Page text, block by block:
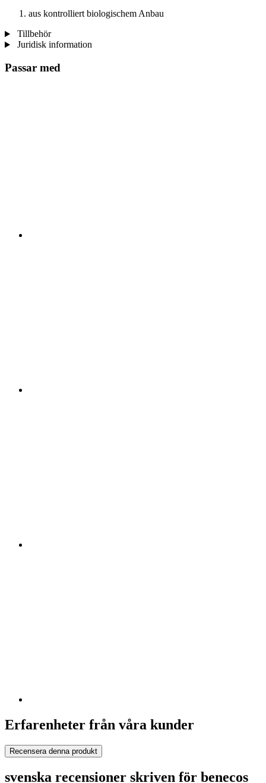
aus kontrolliert biologischem Anbau
Tillbehör
Juridisk information
Passar med
Erfarenheter från våra kunder
Recensera denna produkt
svenska recensioner skriven för benecos